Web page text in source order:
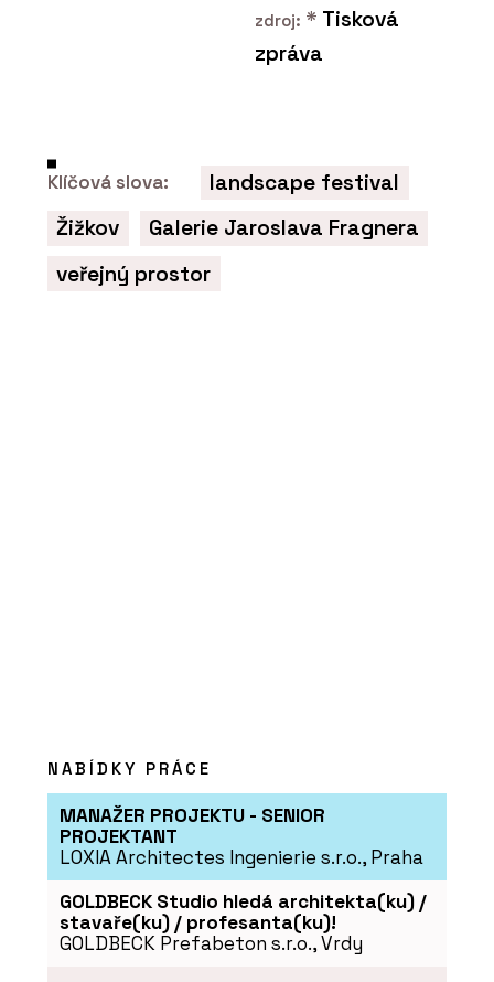
Modulární nemocnice -
Soukromí, klid a příroda na
dlani. Modulární Fashion
Line RELAX představuje
novou éru glampingových
zdroj: * Tisková
zpráva
Klíčová slova:
landscape festival
Žižkov
Galerie Jaroslava Fragnera
veřejný prostor
NABÍDKY PRÁCE
MANAŽER PROJEKTU - SENIOR
PROJEKTANT
LOXIA Architectes Ingenierie s.r.o., Praha
GOLDBECK Studio hledá architekta(ku) /
stavaře(ku) / profesanta(ku)!
GOLDBECK Prefabeton s.r.o., Vrdy